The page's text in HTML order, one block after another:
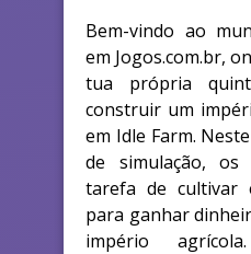
Bem-vindo ao
em Jogos.com.br,
tua própria
construir um
em Idle Farm.
de simulação,
tarefa de cultivar
para ganhar
império